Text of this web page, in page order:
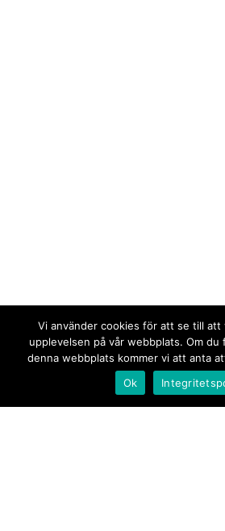
Vi använder cookies för att se till att
upplevelsen på vår webbplats. Om
denna webbplats kommer vi att anta
Ok